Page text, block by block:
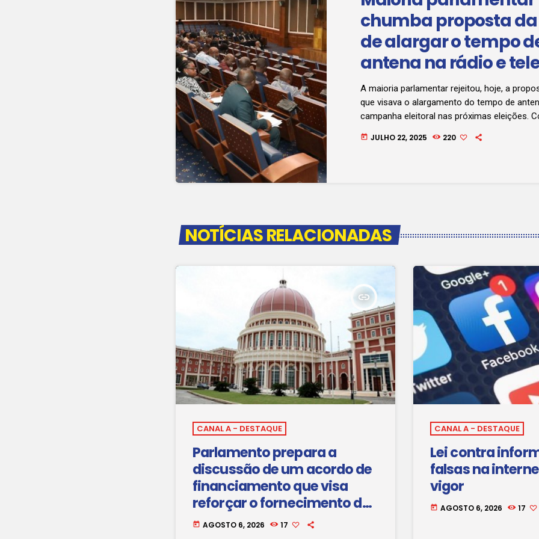
chumba proposta da
de alargar o tempo
antena na rádio e
durante a revisão da
Orgânica sobre as
Gerais
A maioria parlamentar rejeitou, hoje, a
que visava o alargamento do tempo de
campanha eleitoral nas próximas eleições.
estabelecidos na legislação em vigor são
today JULHO 22, 2025 220
NOTÍCIAS RELACIONADAS
insert_link
CANAL A - DESTAQUE
Parlamento prepara a
discussão de um acordo de
financiamento que visa
reforçar o fornecimento de
eletricidade na região sul do
today AGOSTO 6, 2026 17
CANAL A - DESTAQUE
Lei contra
falsas na
vigor
today AGOSTO 6, 2026 17